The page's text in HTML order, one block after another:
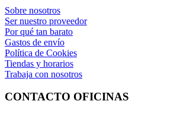
Sobre nosotros
Ser nuestro proveedor
Por qué tan barato
Gastos de envío
Política de Cookies
Tiendas y horarios
Trabaja con nosotros
CONTACTO OFICINAS